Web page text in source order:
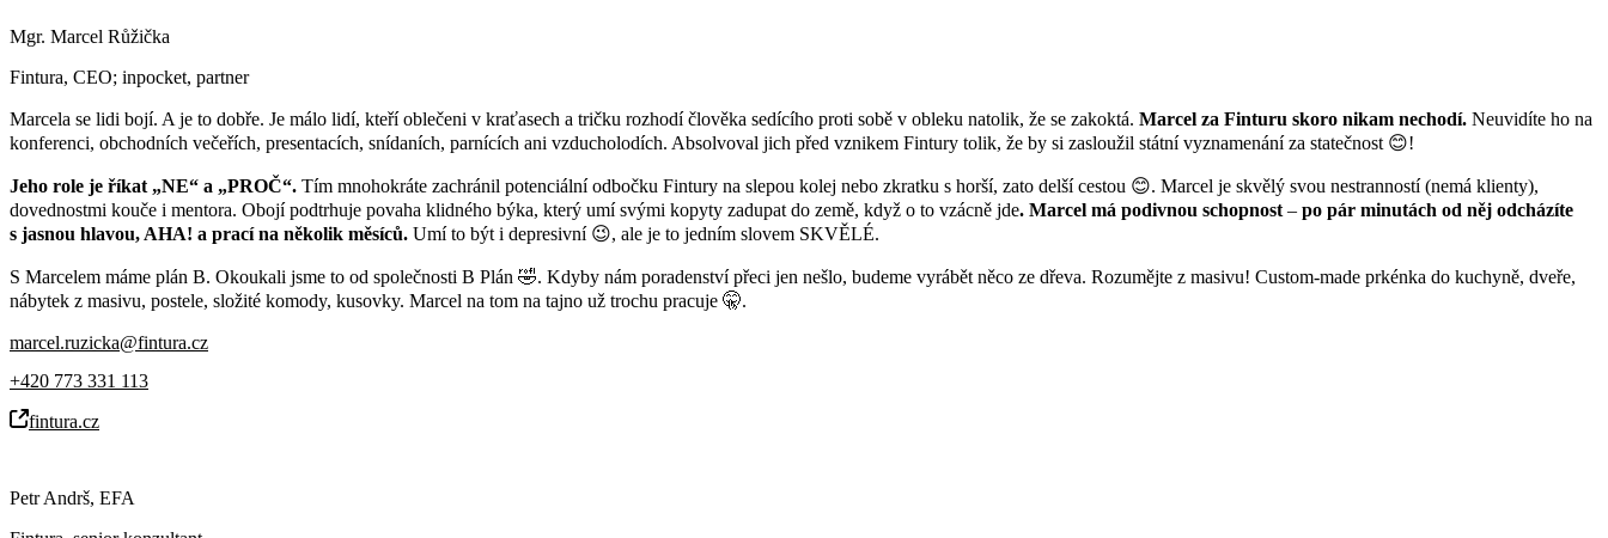
Mgr. Marcel Růžička
Fintura, CEO; inpocket, partner
Marcela se lidi bojí. A je to dobře. Je málo lidí, kteří oblečeni v kraťasech a tričku rozhodí člověka sedícího proti sobě v obleku natolik, že se zakoktá. Marcel za Finturu skoro nikam nechodí. Neuvidíte ho na
konferenci, obchodních večeřích, presentacích, snídaních, parnících ani vzducholodích. Absolvoval jich před vznikem Fintury tolik, že by si zasloužil státní vyznamenání za statečnost 😊!
Jeho role je říkat „NE“ a „PROČ“. Tím mnohokráte zachránil potenciální odbočku Fintury na slepou kolej nebo zkratku s horší, zato delší cestou 😊. Marcel je skvělý svou nestranností (nemá klienty),
dovednostmi kouče i mentora. Obojí podtrhuje povaha klidného býka, který umí svými kopyty zadupat do země, když o to vzácně jde. Marcel má podivnou schopnost – po pár minutách od něj odcházíte
s jasnou hlavou, AHA! a prací na několik měsíců. Umí to být i depresivní 😉, ale je to jedním slovem SKVĚLÉ.
S Marcelem máme plán B. Okoukali jsme to od společnosti B Plán 🤣. Kdyby nám poradenství přeci jen nešlo, budeme vyrábět něco ze dřeva. Rozumějte z masivu! Custom-made prkénka do kuchyně, dveře,
nábytek z masivu, postele, složité komody, kusovky. Marcel na tom na tajno už trochu pracuje 🤫.
marcel.ruzicka@fintura.cz
+420 773 331 113
fintura.cz
Petr Andrš, EFA